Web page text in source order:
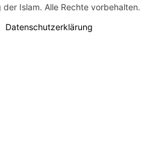
Islam. Alle Rechte vorbehalten.
Datenschutzerklärung